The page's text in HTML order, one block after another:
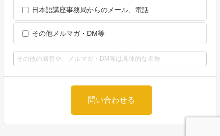
日本語講座事務局からのメール、電話
その他メルマガ・DM等
問い合わせる